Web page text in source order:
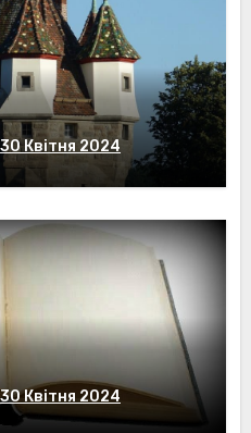
30 Квітня 2024
30 Квітня 2024